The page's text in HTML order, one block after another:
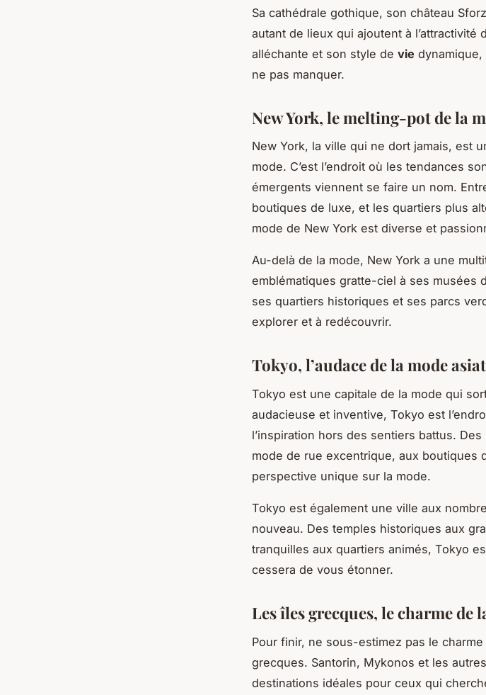
Sa cathédrale gothique, son château
autant de lieux qui ajoutent à l’attractivité
alléchante et son style de vie
ne pas manquer.
New York, le melting-pot de la
New York, la ville qui ne dort jamais, est
mode. C’est l’endroit où les tendances
émergents viennent se faire un nom.
boutiques de luxe, et les quartiers plus
mode de New York est diverse et
Au-delà de la mode, New York a une
emblématiques gratte-ciel à ses musées
ses quartiers historiques et ses parcs
explorer et à redécouvrir.
Tokyo, l’audace de la mode
Tokyo est une capitale de la mode qui
audacieuse et inventive, Tokyo est
l’inspiration hors des sentiers battus.
mode de rue excentrique, aux boutiques
perspective unique sur la mode.
Tokyo est également une ville aux
nouveau. Des temples historiques aux
tranquilles aux quartiers animés, Tokyo
cessera de vous étonner.
Les îles grecques, le charme de
Pour finir, ne sous-estimez pas le
grecques. Santorin, Mykonos et les
destinations idéales pour ceux qui